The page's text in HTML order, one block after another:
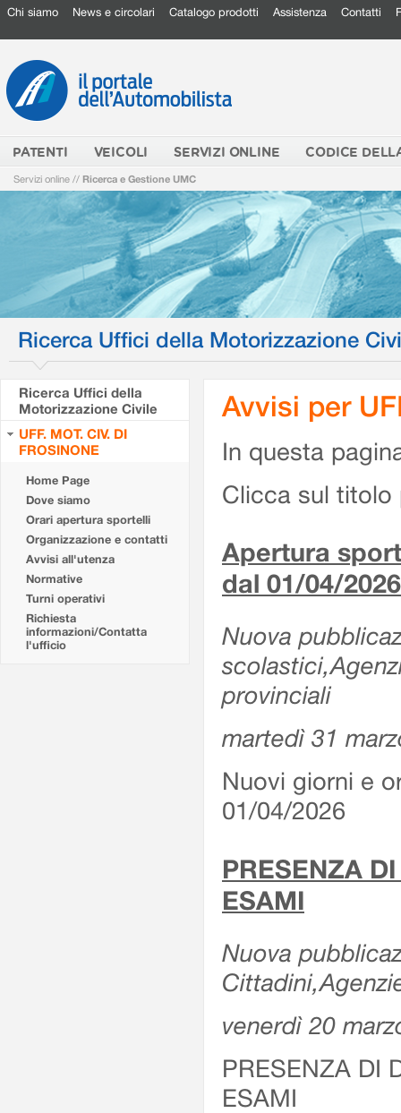
Chi siamo News e circolari Catalogo prodotti Assistenza Contatti
PATENTI VEICOLI SERVIZI ONLINE CODICE
Servizi online // Ricerca e Gestione UMC
Ricerca Uffici della Motorizzazione
Ricerca Uffici della
Motorizzazione Civile
UFF. MOT. CIV. DI
FROSINONE
Home Page
Dove siamo
Orari apertura sportelli
Organizzazione e contatti
Avvisi all'utenza
Normative
Turni operativi
Richiesta
informazioni/Contatta
l'ufficio
Avvisi per
In questa
Clicca sul titolo
Apertura
dal 01/04/2026
Nuova
provinciali
martedì 31
Nuovi giorni e
01/04/2026
PRESENZA
ESAMI
Nuova
venerdì 20
PRESENZA DI
ESAMI